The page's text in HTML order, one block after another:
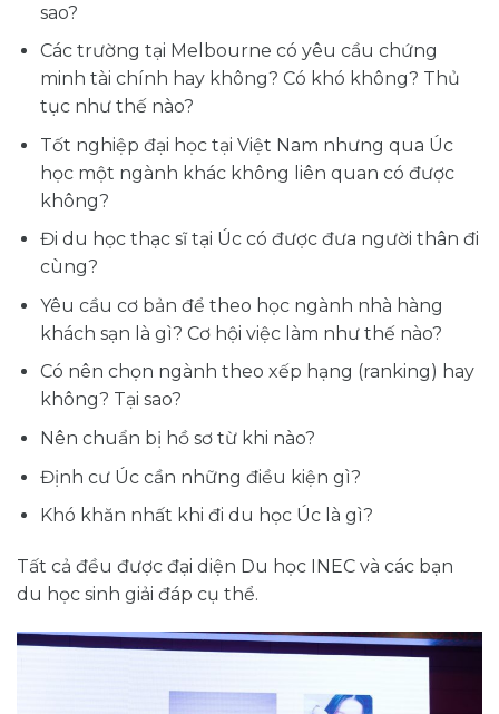
sao?
Các trường tại Melbourne có yêu cầu chứng
minh tài chính hay không? Có khó không? Thủ
tục như thế nào?
Tốt nghiệp đại học tại Việt Nam nhưng qua Úc
học một ngành khác không liên quan có được
không?
Đi du học thạc sĩ tại Úc có được đưa người thân đi
cùng?
Yêu cầu cơ bản để theo học ngành nhà hàng
khách sạn là gì? Cơ hội việc làm như thế nào?
Có nên chọn ngành theo xếp hạng (ranking) hay
không? Tại sao?
Nên chuẩn bị hồ sơ từ khi nào?
Định cư Úc cần những điều kiện gì?
Khó khăn nhất khi đi du học Úc là gì?
Tất cả đều được đại diện Du học INEC và các bạn
du học sinh giải đáp cụ thể.